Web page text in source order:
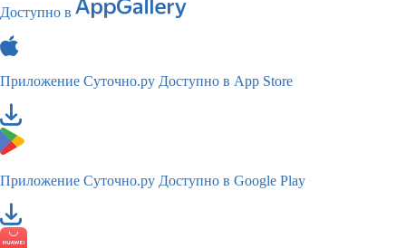
Доступно в
Приложение Суточно.ру Доступно в App Store
Приложение Суточно.ру Доступно в Google Play